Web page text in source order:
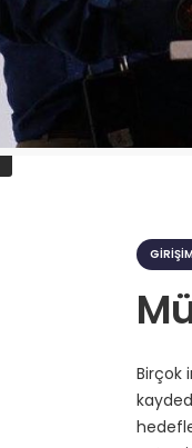
a
e
o
e
Birçok